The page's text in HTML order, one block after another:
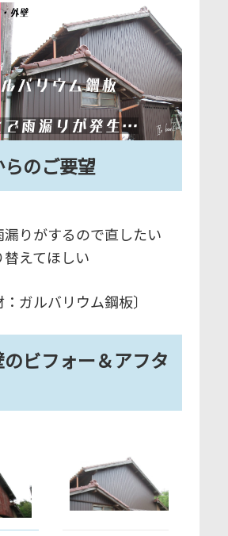
のご要望
漏りがするので直したい
替えてほしい
：ガルバリウム鋼板〕
ビフォー＆アフタ